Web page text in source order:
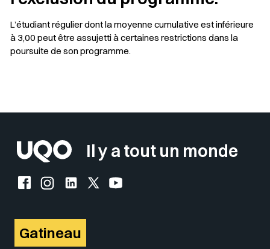
L’étudiant régulier dont la moyenne cumulative est inférieure
à 3,00 peut être assujetti à certaines restrictions dans la
poursuite de son programme.
Il y a tout un monde
Facebook de l'UQO
Instagram de l'UQO
LinkedIn de l'UQO
X (Twitter) de l'UQO
YouTube de l'UQO
Gatineau